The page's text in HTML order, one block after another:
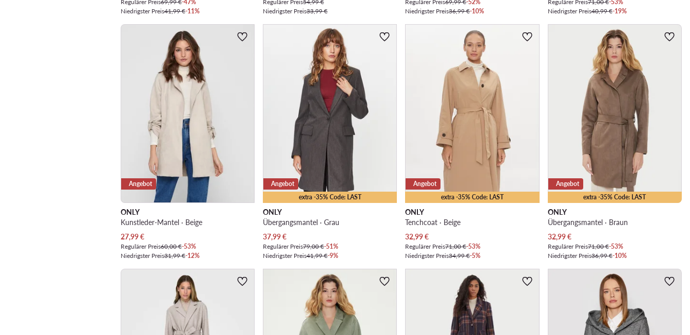
Regulärer Preis69,99 €-47%
Niedrigster Preis41,99 €-11%
Regulärer Preis54,99 €
Niedrigster Preis33,99 €
Regulärer Preis69,99 €-52%
Niedrigster Preis36,99 €-10%
Regulärer Preis71,00 €-53%
Niedrigster Preis40,99 €-19%
Angebot
ONLY
Kunstleder-Mantel · Beige
Aktueller Preis
27,99€
Regulärer Preis60,00 €-53%
Niedrigster Preis31,99 €-12%
extra -35% Code: LAST
Angebot
ONLY
Übergangsmantel · Grau
Aktueller Preis
37,99€
Regulärer Preis79,00 €-51%
Niedrigster Preis41,99 €-9%
extra -35% Code: LAST
Angebot
ONLY
Tenchcoat · Beige
Aktueller Preis
32,99€
Regulärer Preis71,00 €-53%
Niedrigster Preis34,99 €-5%
extra -35% Code: LAST
Angebot
ONLY
Übergangsmantel · Braun
Aktueller Preis
32,99€
Regulärer Preis71,00 €-53%
Niedrigster Preis36,99 €-10%